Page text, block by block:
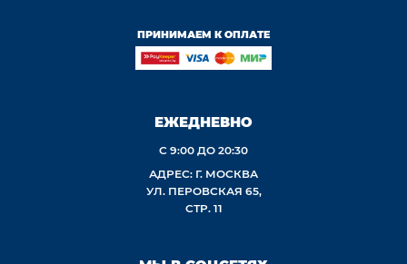
ПРИНИМАЕМ К ОПЛАТЕ
ЕЖЕДНЕВНО
С 9:00 ДО 20:30
АДРЕС: Г. МОСКВА
УЛ. ПЕРОВСКАЯ 65,
СТР. 11